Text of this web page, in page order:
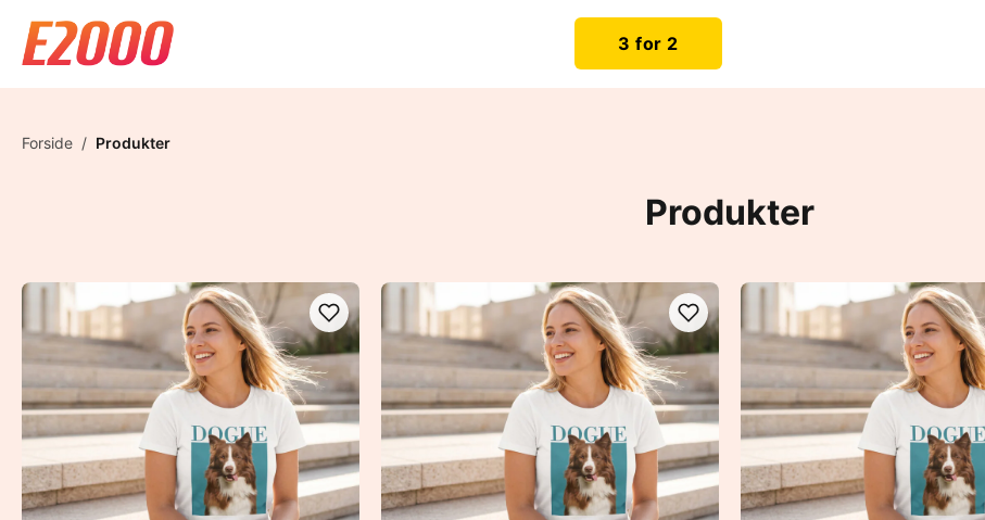
3 for 2
Forside / Produkter
Produkter